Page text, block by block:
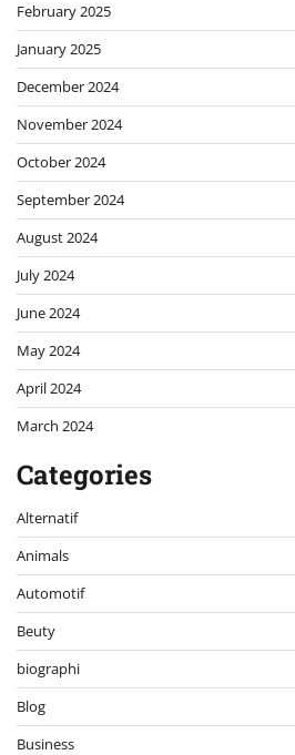
February 2025
January 2025
December 2024
November 2024
October 2024
September 2024
August 2024
July 2024
June 2024
May 2024
April 2024
March 2024
Categories
Alternatif
Animals
Automotif
Beuty
biographi
Blog
Business